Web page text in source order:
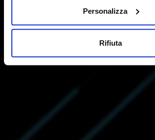
Personalizza
Rifiuta
l’elenco »